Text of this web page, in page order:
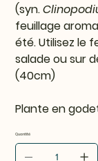
(syn.
feuillage
été. Utilisez le
salade ou sur
(40cm)
Plante en
Quantité